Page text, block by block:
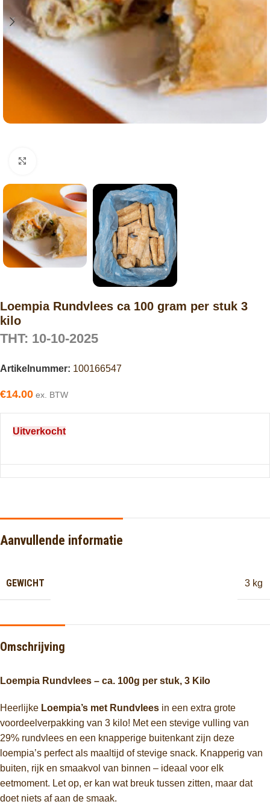
Loempia Rundvlees ca 100 gram per stuk 3
kilo
THT: 10-10-2025
Artikelnummer: 100166547
€14.00 ex. BTW
Uitverkocht
Aanvullende informatie
GEWICHT 3 kg
Omschrijving
Loempia Rundvlees – ca. 100g per stuk, 3 Kilo
Heerlijke Loempia’s met Rundvlees in een extra grote
voordeelverpakking van 3 kilo! Met een stevige vulling van
29% rundvlees en een knapperige buitenkant zijn deze
loempia’s perfect als maaltijd of stevige snack. Knapperig van
buiten, rijk en smaakvol van binnen – ideaal voor elk
eetmoment. Let op, er kan wat breuk tussen zitten, maar dat
doet niets af aan de smaak.